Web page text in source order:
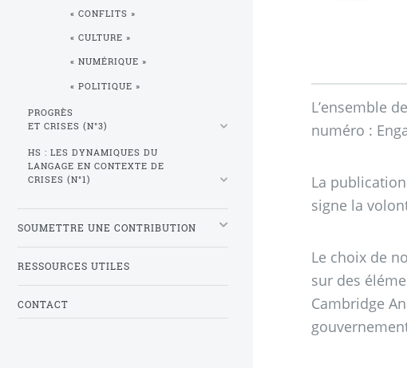
L’ensemble
numéro :
La
signe la
Le choix de
sur des
Cambridge
« CONFLITS »
« CULTURE »
« NUMÉRIQUE »
« POLITIQUE »
PROGRÈS
ET CRISES (N°3)
HS : LES DYNAMIQUES DU
LANGAGE EN CONTEXTE DE
CRISES (N°1)
SOUMETTRE UNE CONTRIBUTION
RESSOURCES UTILES
CONTACT